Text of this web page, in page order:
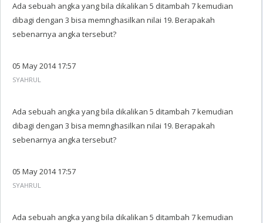
Ada sebuah angka yang bila dikalikan 5 ditambah 7 kemudian
dibagi dengan 3 bisa memnghasilkan nilai 19. Berapakah
sebenarnya angka tersebut?
05 May 2014 17:57
SYAHRUL
Ada sebuah angka yang bila dikalikan 5 ditambah 7 kemudian
dibagi dengan 3 bisa memnghasilkan nilai 19. Berapakah
sebenarnya angka tersebut?
05 May 2014 17:57
SYAHRUL
Ada sebuah angka yang bila dikalikan 5 ditambah 7 kemudian